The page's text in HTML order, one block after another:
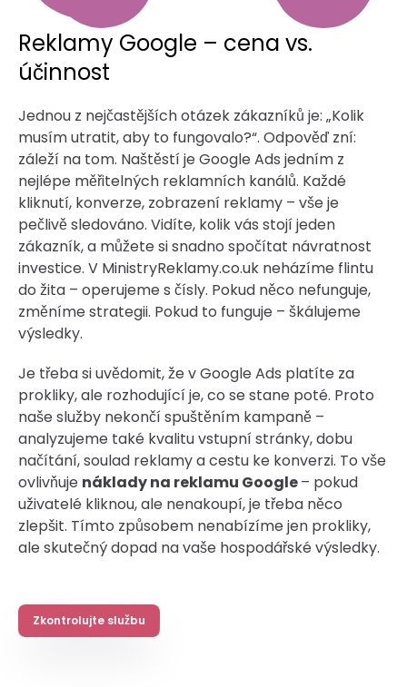
Reklamy Google – cena vs.
účinnost
Jednou z nejčastějších otázek zákazníků je: „Kolik
musím utratit, aby to fungovalo?“. Odpověď zní:
záleží na tom. Naštěstí je Google Ads jedním z
nejlépe měřitelných reklamních kanálů. Každé
kliknutí, konverze, zobrazení reklamy – vše je
pečlivě sledováno. Vidíte, kolik vás stojí jeden
zákazník, a můžete si snadno spočítat návratnost
investice. V MinistryReklamy.co.uk neházíme flintu
do žita – operujeme s čísly. Pokud něco nefunguje,
změníme strategii. Pokud to funguje – škálujeme
výsledky.
Je třeba si uvědomit, že v Google Ads platíte za
prokliky, ale rozhodující je, co se stane poté. Proto
naše služby nekončí spuštěním kampaně –
analyzujeme také kvalitu vstupní stránky, dobu
načítání, soulad reklamy a cestu ke konverzi. To vše
ovlivňuje náklady na reklamu Google– pokud
uživatelé kliknou, ale nenakoupí, je třeba něco
zlepšit. Tímto způsobem nenabízíme jen prokliky,
ale skutečný dopad na vaše hospodářské výsledky.
Zkontrolujte službu